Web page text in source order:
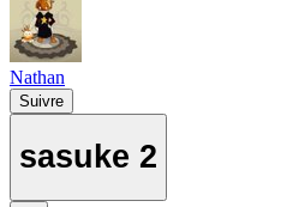
Nathan
Suivre
sasuke 2